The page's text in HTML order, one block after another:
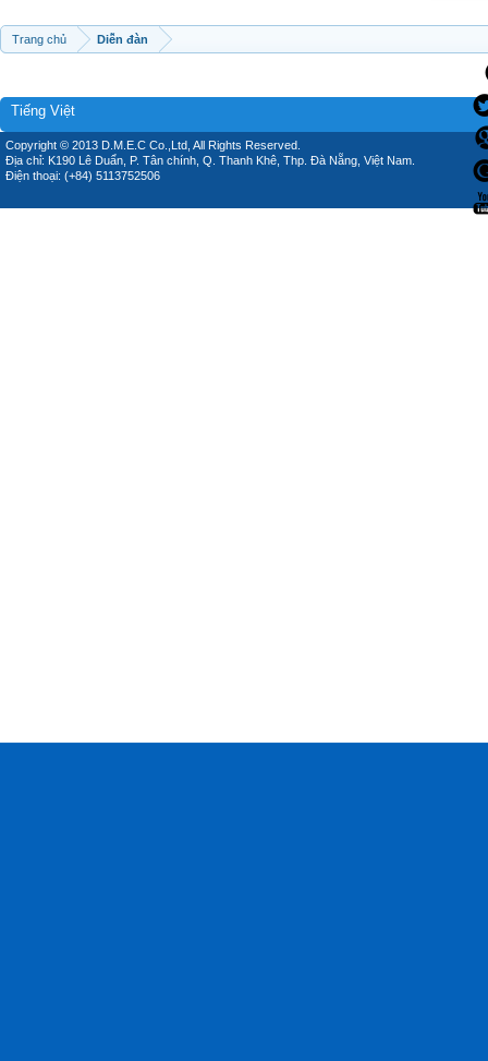
Trang chủ Diễn đàn
Tiếng Việt
Copyright © 2013 D.M.E.C Co.,Ltd, All Rights Reserved.
Địa chỉ: K190 Lê Duẩn, P. Tân chính, Q. Thanh Khê, Thp. Đà Nẵng, Việt Nam.
Điện thoại: (+84) 5113752506